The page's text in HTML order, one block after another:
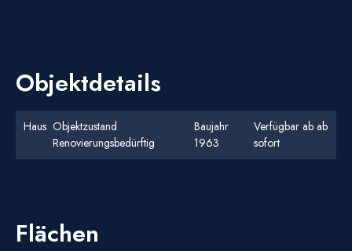
Objektdetails
Haus Objektzustand
Renovierungsbedürftig
Baujahr
1963
Verfügbar ab ab
sofort
Flächen